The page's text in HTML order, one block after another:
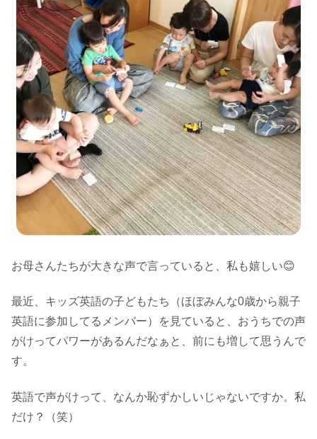
お母さんたちが大きな声で言っていると、私も嬉しい😊
最近、キッズ英語の子どもたち（ほぼみんな0歳から親子
英語に参加してるメンバー）を見ていると、おうちでの声
がけってパワーがあるんだなぁと、前にも増して思うんで
す。
英語で声がけって、なんか恥ずかしいじゃないですか。私
だけ？（笑）